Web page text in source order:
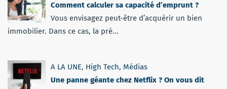
Comment calculer sa capacité d’emprunt ?
Vous envisagez peut-être d’acquérir un bien
immobilier. Dans ce cas, la pré...
A LA UNE, High Tech, Médias
Une panne géante chez Netflix ? On vous dit